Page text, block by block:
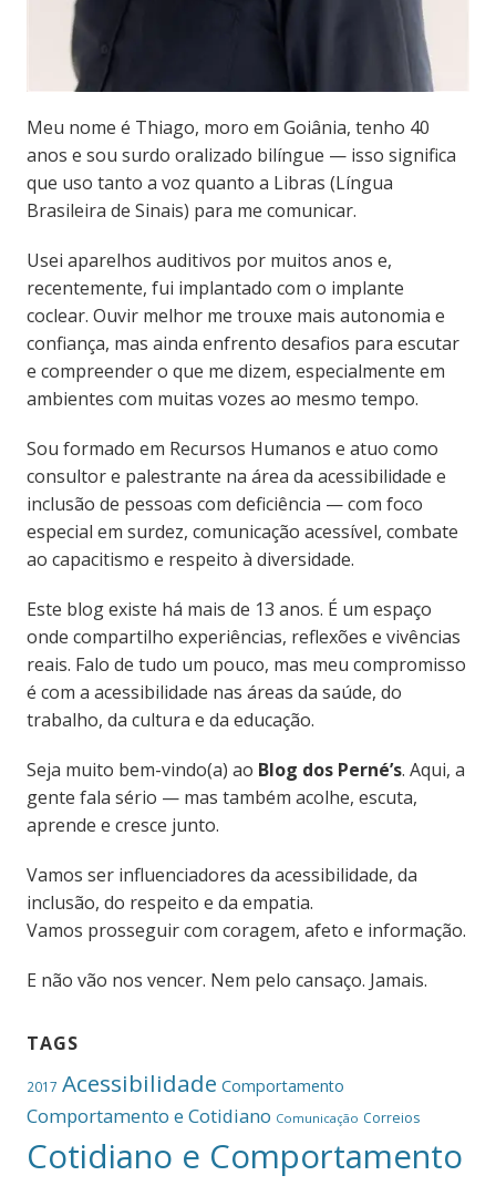
Meu nome é Thiago, moro em Goiânia, tenho 40
anos e sou surdo oralizado bilíngue — isso significa
que uso tanto a voz quanto a Libras (Língua
Brasileira de Sinais) para me comunicar.
Usei aparelhos auditivos por muitos anos e,
recentemente, fui implantado com o implante
coclear. Ouvir melhor me trouxe mais autonomia e
confiança, mas ainda enfrento desafios para escutar
e compreender o que me dizem, especialmente em
ambientes com muitas vozes ao mesmo tempo.
Sou formado em Recursos Humanos e atuo como
consultor e palestrante na área da acessibilidade e
inclusão de pessoas com deficiência — com foco
especial em surdez, comunicação acessível, combate
ao capacitismo e respeito à diversidade.
Este blog existe há mais de 13 anos. É um espaço
onde compartilho experiências, reflexões e vivências
reais. Falo de tudo um pouco, mas meu compromisso
é com a acessibilidade nas áreas da saúde, do
trabalho, da cultura e da educação.
Seja muito bem-vindo(a) ao Blog dos Perné’s. Aqui, a
gente fala sério — mas também acolhe, escuta,
aprende e cresce junto.
Vamos ser influenciadores da acessibilidade, da
inclusão, do respeito e da empatia.
Vamos prosseguir com coragem, afeto e informação.
E não vão nos vencer. Nem pelo cansaço. Jamais.
TAGS
2017 Acessibilidade Comportamento
Comportamento e Cotidiano Comunicação Correios
Cotidiano e Comportamento